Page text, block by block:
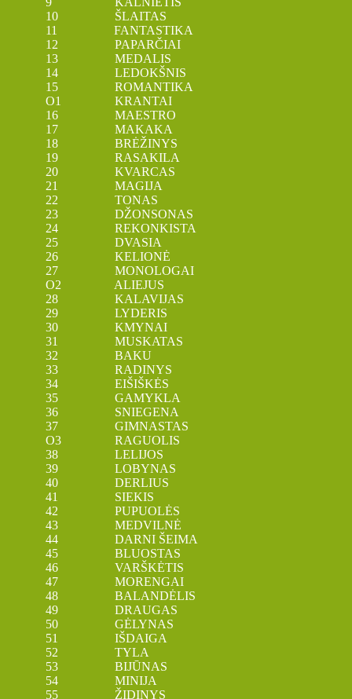
10 ŠLAITAS
11 FANTASTIKA
12 PAPARČIAI
13 MEDALIS
14 LEDOKŠNIS
15 ROMANTIKA
O1 KRANTAI
16 MAESTRO
17 MAKAKA
18 BRĖŽINYS
19 RASAKILA
20 KVARCAS
21 MAGIJA
22 TONAS
23 DŽONSONAS
24 REKONKISTA
25 DVASIA
26 KELIONĖ
27 MONOLOGAI
O2 ALIEJUS
28 KALAVIJAS
29 LYDERIS
30 KMYNAI
31 MUSKATAS
32 BAKU
33 RADINYS
34 EIŠIŠKĖS
35 GAMYKLA
36 SNIEGENA
37 GIMNASTAS
O3 RAGUOLIS
38 LELIJOS
39 LOBYNAS
40 DERLIUS
41 SIEKIS
42 PUPUOLĖS
43 MEDVILNĖ
44 DARNI ŠEIMA
45 BLUOSTAS
46 VARŠKĖTIS
47 MORENGAI
48 BALANDĖLIS
49 DRAUGAS
50 GĖLYNAS
51 IŠDAIGA
52 TYLA
53 BIJŪNAS
54 MINIJA
55 ŽIDINYS